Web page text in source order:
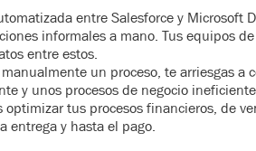
entre Salesforce y Microsoft
informales a mano. Tus equipos
entre estos.
un proceso, te arriesgas a
y unos procesos de negocio
optimizar tus procesos financieros, de
entrega y hasta el pago.